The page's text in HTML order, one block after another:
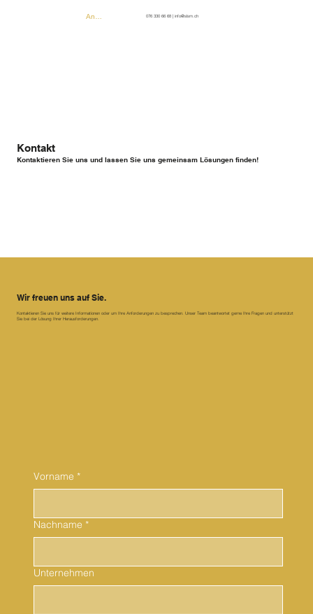
076 330 66 68|info@slsm.ch
Anmelden
Kontakt
Kontaktieren Sie uns und lassen Sie uns gemeinsam Lösungen finden!
Wir freuen uns auf Sie.
Kontaktieren Sie uns für weitere Informationen oder um Ihre Anforderungen zu besprechen. Unser Team beantwortet gerne Ihre Fragen und unterstützt
Sie bei der Lösung Ihrer Herausforderungen.
Vorname *
Nachname *
Unternehmen